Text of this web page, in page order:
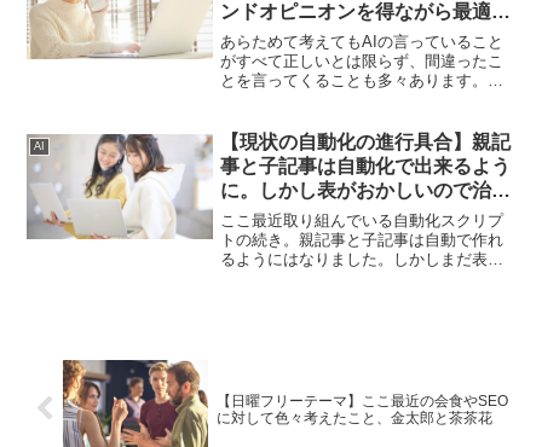
ンドオピニオンを得ながら最適解
を求める
あらためて考えてもAIの言っていること
がすべて正しいとは限らず、間違ったこ
とを言ってくることも多々あります。だ
も活用しながら、最善を求めることが重
要です。
AI
【現状の自動化の進行具合】親記
事と子記事は自動化で出来るよう
に。しかし表がおかしいので治
す。最終目標は3台同時運用
ここ最近取り組んでいる自動化スクリプ
トの続き。親記事と子記事は自動で作れ
るようにはなりました。しかしまだ表が
【日曜フリーテーマ】ここ最近の会食やSEO
に対して色々考えたこと、金太郎と茶茶花